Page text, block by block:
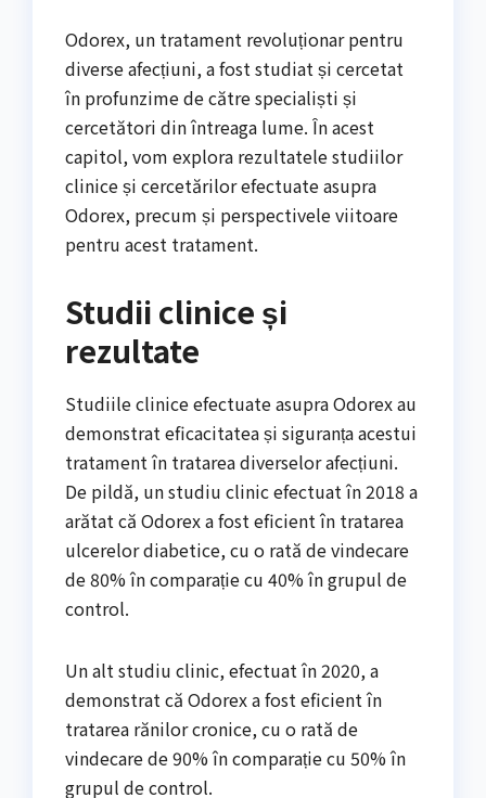
Odorex, un tratament revoluționar pentru
diverse afecțiuni, a fost studiat și cercetat
în profunzime de către specialiști și
cercetători din întreaga lume. În acest
capitol, vom explora rezultatele studiilor
clinice și cercetărilor efectuate asupra
Odorex, precum și perspectivele viitoare
pentru acest tratament.
Studii clinice și
rezultate
Studiile clinice efectuate asupra Odorex au
demonstrat eficacitatea și siguranța acestui
tratament în tratarea diverselor afecțiuni.
De pildă, un studiu clinic efectuat în 2018 a
arătat că Odorex a fost eficient în tratarea
ulcerelor diabetice, cu o rată de vindecare
de 80% în comparație cu 40% în grupul de
control.
Un alt studiu clinic, efectuat în 2020, a
demonstrat că Odorex a fost eficient în
tratarea rănilor cronice, cu o rată de
vindecare de 90% în comparație cu 50% în
grupul de control.